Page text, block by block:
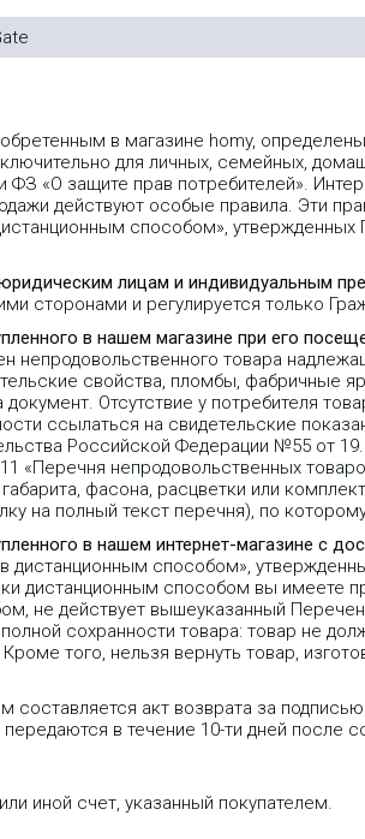
в магазине homy,
для личных, семейных,
«О защите прав потребителей».
действуют особые правила. Эти
способом»,
лицам и индивидуальным
сторонами и регулируется только
в нашем магазине при его
непродовольственного товара
свойства, пломбы, фабричные
Отсутствие у потребителя
ссылаться на свидетельские
Российской Федерации №55 от
«Перечня непродовольственных
фасона, расцветки или
на полный текст перечня), по
в нашем интернет-магазине с
дистанционным способом»,
дистанционным способом вы имеете
не действует вышеуказанный
сохранности товара: товар не
того, нельзя вернуть товар,
составляется акт возврата за
в течение 10-ти дней после
иной счет, указанный покупателем.